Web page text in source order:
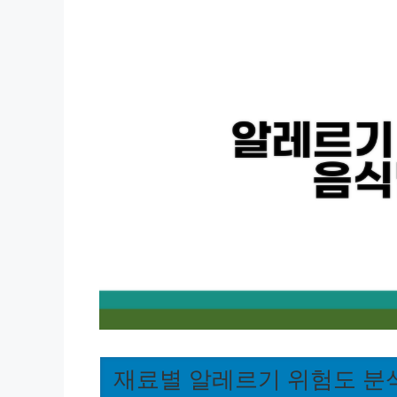
재료별 알레르기 위험도 분